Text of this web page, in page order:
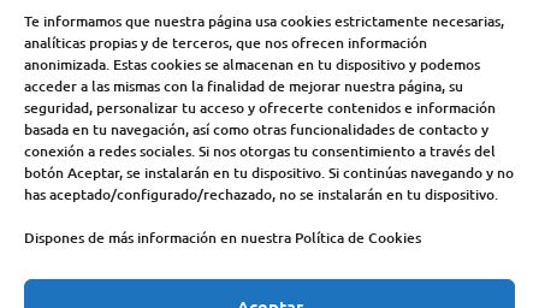
Te informamos que nuestra página usa cookies estrictamente necesarias,
analíticas propias y de terceros, que nos ofrecen información
anonimizada. Estas cookies se almacenan en tu dispositivo y podemos
acceder a las mismas con la finalidad de mejorar nuestra página, su
seguridad, personalizar tu acceso y ofrecerte contenidos e información
basada en tu navegación, así como otras funcionalidades de contacto y
conexión a redes sociales. Si nos otorgas tu consentimiento a través del
botón Aceptar, se instalarán en tu dispositivo. Si continúas navegando y no
has aceptado/configurado/rechazado, no se instalarán en tu dispositivo.
Dispones de más información en nuestra Política de Cookies
Colegio y Seminario Sagrado Corazón
Avda. Castilla y León, s/n – 34200 – Venta de Baños
(Palencia) – Teléfono 979770649